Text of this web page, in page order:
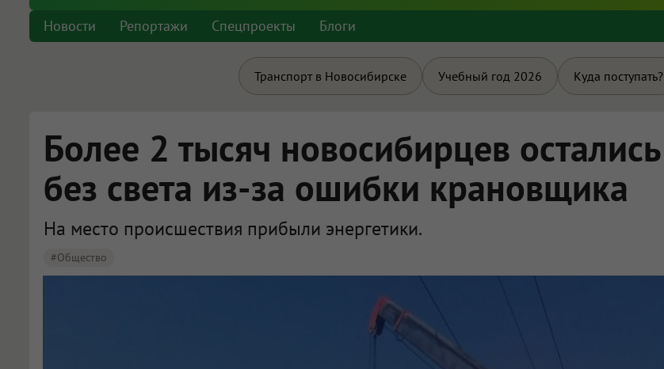
Новости Репортажи Спецпроекты Блоги
Транспорт в Новосибирске Учебный год 2026 Куда поступать?
Более 2 тысяч новосибирцев остались
без света из-за ошибки крановщика
На место происшествия прибыли энергетики.
#Общество